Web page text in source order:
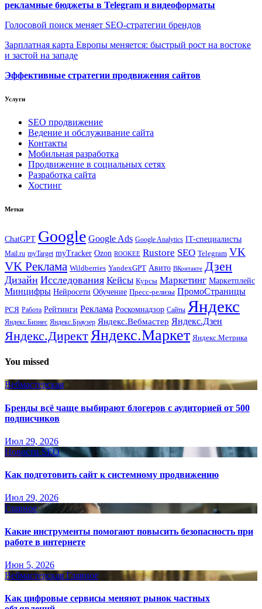
рекламные бюджеты в Telegram и видеоформаты
Голосовой поиск меняет SEO-стратегии брендов
Зарплатная карта Европы меняется: быстрый рост на востоке
и застой на западе
Эффективные стратегии продвижения сайтов
Услуги
SEO продвижение
Ведение и обслуживание сайта
Контакты
Мобильная разработка
Продвижение в социальных сетях
Разработка сайта
Хостинг
Метки
ChatGPT Google Google Ads Google Analytics IT-специалисты
Mail.ru myTarget myTracker Ozon ROOKEE Rustore SEO Telegram VK
VK Реклама Wildberries YandexGPT Авито ВКонтакте Дзен
Дизайн Исследования Кейсы Курсы Маркетинг Маркетплейс
Минцифры Нейросети Обучение Пресс-релизы ПромоСтраницы
РСЯ Работа Рейтинги Реклама Роскомнадзор Сайты Яндекс
Яндекс.Бизнес Яндекс.Браузер Яндекс.Вебмастер Яндекс.Дзен
Яндекс.ДиректЯндекс.Маркет Яндекс.Метрика
You missed
Вебмастерская
Бренды всё чаще выбирают блогеров с аудиторией от 500
подписчиков
Июл 29, 2026
Новости SEO
Как подготовить сайт к системному продвижению
Июл 29, 2026
Главное
Какие инструменты помогают повысить безопасность при
работе в интернете
Июн 5, 2026
Вебмастерская Главное
Как цифровые сервисы меняют рынок частных